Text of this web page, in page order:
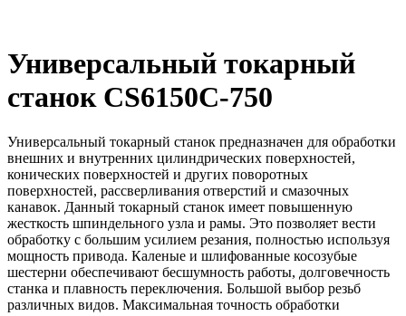
Универсальный токарный
станок CS6150С-750
Универсальный токарный станок предназначен для обработки
внешних и внутренних цилиндрических поверхностей,
конических поверхностей и других поворотных
поверхностей, рассверливания отверстий и смазочных
канавок. Данный токарный станок имеет повышенную
жесткость шпиндельного узла и рамы. Это позволяет вести
обработку с большим усилием резания, полностью используя
мощность привода. Каленые и шлифованные косозубые
шестерни обеспечивают бесшумность работы, долговечность
станка и плавность переключения. Большой выбор резьб
различных видов. Максимальная точность обработки